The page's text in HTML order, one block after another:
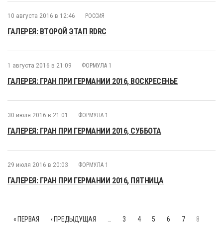
10 августа 2016 в 12:46 РОССИЯ
ГАЛЕРЕЯ: ВТОРОЙ ЭТАП RDRC
1 августа 2016 в 21:09 ФОРМУЛА 1
ГАЛЕРЕЯ: ГРАН ПРИ ГЕРМАНИИ 2016, ВОСКРЕСЕНЬЕ
30 июля 2016 в 21:01 ФОРМУЛА 1
ГАЛЕРЕЯ: ГРАН ПРИ ГЕРМАНИИ 2016, СУББОТА
29 июля 2016 в 20:03 ФОРМУЛА 1
ГАЛЕРЕЯ: ГРАН ПРИ ГЕРМАНИИ 2016, ПЯТНИЦА
« ПЕРВАЯ ‹ ПРЕДЫДУЩАЯ 3 4 5 6 7 8